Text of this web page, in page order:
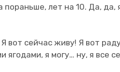
лет на 10. Да,
сейчас живу! Я вот
ягодами, я могу… ну, я все